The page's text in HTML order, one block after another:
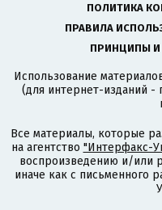
ПОЛИТИКА
ПРАВИЛА
ПРИНЦИПЫ И
Использование
(для интернет-изданий -
Все материалы, которые
на агентство "Интерфакс-
воспроизведению и/или
иначе как с письменного